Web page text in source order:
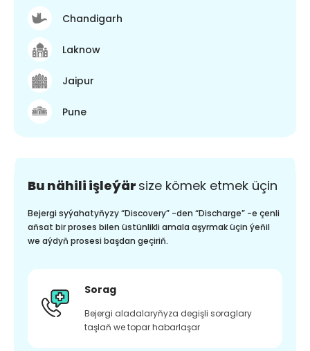
Chandigarh
Laknow
Jaipur
Pune
Bu nähili işleýär size kömek etmek üçin
Bejergi syýahatyňyzy “Discovery” -den “Discharge” -e çenli
aňsat bir proses bilen üstünlikli amala aşyrmak üçin ýeňil
we aýdyň prosesi başdan geçiriň.
Sorag
Bejergi aladalaryňyza degişli soraglary
taşlaň we topar habarlaşar